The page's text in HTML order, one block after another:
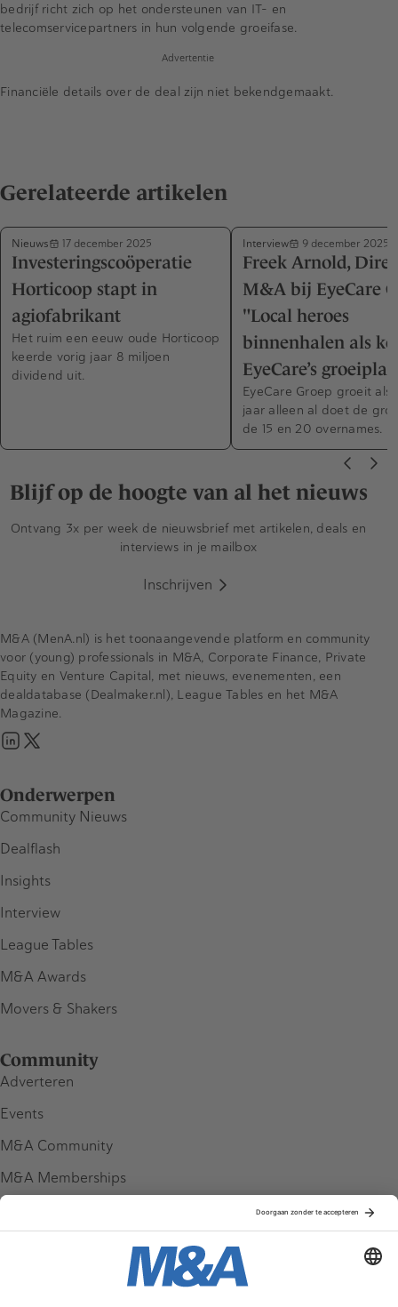
bedrijf richt zich op het ondersteunen van IT- en
telecomservicepartners in hun volgende groeifase.
Advertentie
Financiële details over de deal zijn niet bekendgemaakt.
Gerelateerde artikelen
Nieuws 17 december 2025
Investeringscoöperatie
Horticoop stapt in
agiofabrikant
Het ruim een eeuw oude Horticoop
keerde vorig jaar 8 miljoen
dividend uit.
Interview 9 december 2025
Freek Arnold,
M&A bij EyeCare
"Local heroes
binnenhalen als
EyeCare’s
EyeCare Groep groeit als
jaar alleen al doet de
de 15 en 20 overnames.
Blijf op de hoogte van al het nieuws
Ontvang 3x per week de nieuwsbrief met artikelen, deals en
interviews in je mailbox
Inschrijven
Onderwerpen
Community Nieuws
Dealflash
Insights
Interview
League Tables
M&A Awards
Movers & Shakers
Community
Adverteren
Events
M&A Community
M&A Memberships
M&A (MenA.nl) is het toonaangevende platform en community
voor (young) professionals in M&A, Corporate Finance, Private
Equity en Venture Capital, met nieuws, evenementen, een
dealdatabase (Dealmaker.nl), League Tables en het M&A
Magazine.